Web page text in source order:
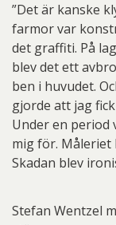
”Det är kanske
farmor var
det graffiti. På
blev det ett
ben i huvudet.
gjorde att jag
Under en period
mig för. Måleriet
Skadan blev
Stefan Wentzel